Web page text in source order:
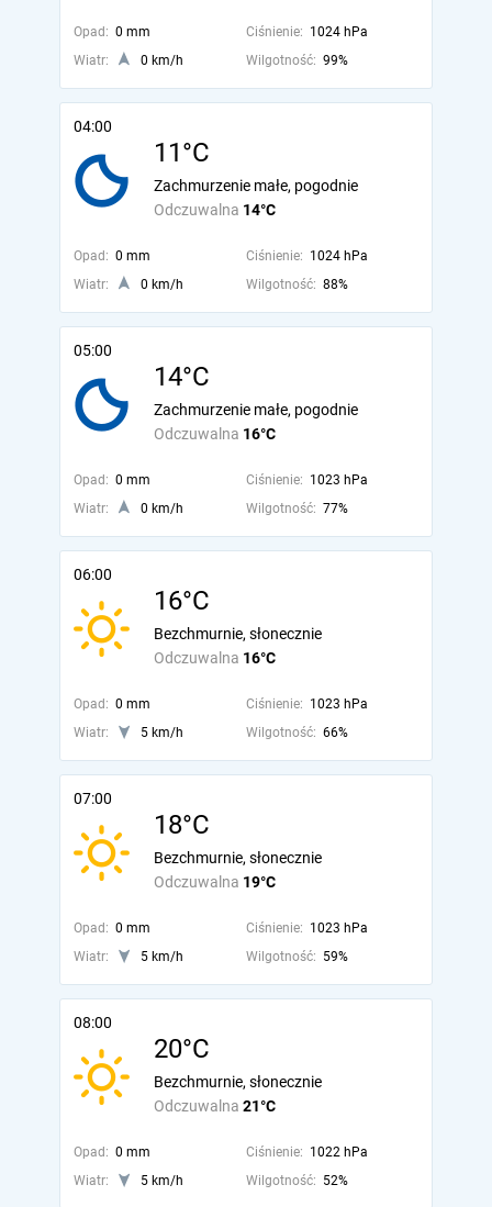
Opad: 0 mm Ciśnienie: 1024 hPa
Wiatr:
0 km/h Wilgotność: 99%
04:00
11°C
Odczuwalna 14°C
Zachmurzenie małe, pogodnie
Opad: 0 mm Ciśnienie: 1024 hPa
Wiatr:
0 km/h Wilgotność: 88%
05:00
14°C
Odczuwalna 16°C
Zachmurzenie małe, pogodnie
Opad: 0 mm Ciśnienie: 1023 hPa
Wiatr:
0 km/h Wilgotność: 77%
06:00
16°C
Odczuwalna 16°C
Bezchmurnie, słonecznie
Opad: 0 mm Ciśnienie: 1023 hPa
Wiatr:
5 km/h Wilgotność: 66%
07:00
18°C
Odczuwalna 19°C
Bezchmurnie, słonecznie
Opad: 0 mm Ciśnienie: 1023 hPa
Wiatr:
5 km/h Wilgotność: 59%
08:00
20°C
Odczuwalna 21°C
Bezchmurnie, słonecznie
Opad: 0 mm Ciśnienie: 1022 hPa
Wiatr:
5 km/h Wilgotność: 52%